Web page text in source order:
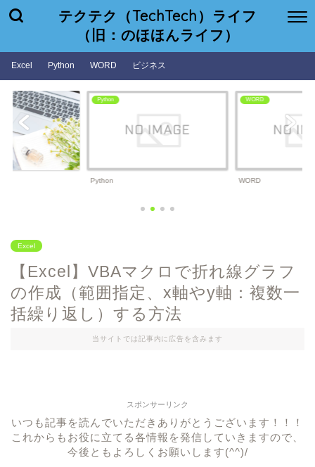
テクテク（TechTech）ライフ
（旧：のほほんライフ）
Excel Python WORD ビジネス
WORD
WORD
ビジネス
ビジネス
Excel
【Excel】VBAマクロで折れ線グラフ
の作成（範囲指定、x軸やy軸：複数一
括繰り返し）する方法
当サイトでは記事内に広告を含みます
スポンサーリンク
いつも記事を読んでいただきありがとうございます！！！
これからもお役に立てる各情報を発信していきますので、
今後ともよろしくお願いします(^^)/